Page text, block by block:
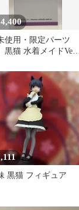
使用・限定パーツ
黒猫 水着メイドVer.
黒猫 フィギュア